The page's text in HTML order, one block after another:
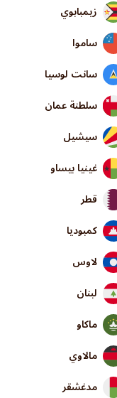
زيمبابوي
ساموا
سانت لوسيا
سلطنة عمان
سيشيل
غينيا بيساو
قطر
كمبوديا
لاوس
لبنان
ماكاو
مالاوي
مدغشقر